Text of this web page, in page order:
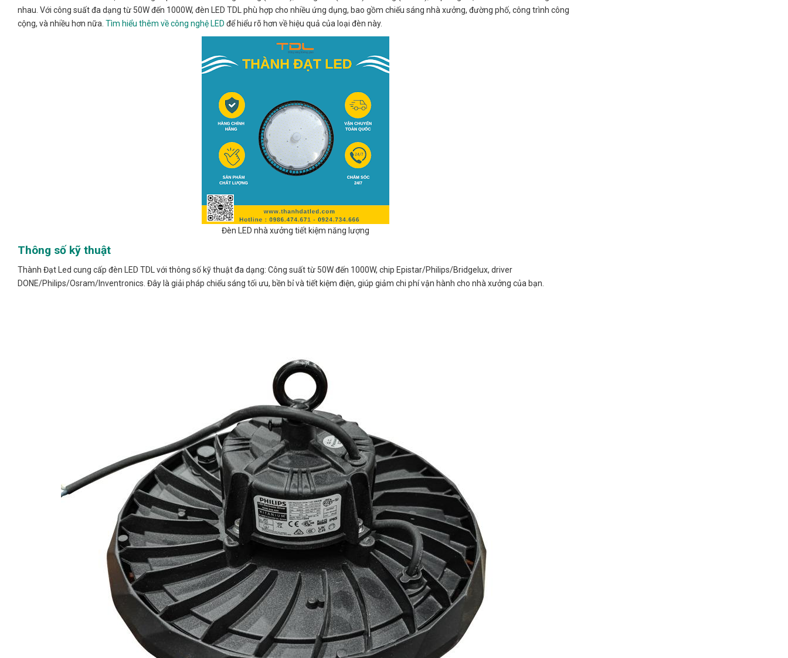
nhau. Với công suất đa dạng từ 50W đến 1000W, đèn LED TDL phù hợp cho nhiều ứng dụng, bao gồm chiếu sáng nhà xưởng, đường phố, công trình công
cộng, và nhiều hơn nữa. Tìm hiểu thêm về công nghệ LED để hiểu rõ hơn về hiệu quả của loại đèn này.
Đèn LED nhà xưởng tiết kiệm năng lượng
Thông số kỹ thuật
Thành Đạt Led cung cấp đèn LED TDL với thông số kỹ thuật đa dạng: Công suất từ 50W đến 1000W, chip Epistar/Philips/Bridgelux, driver
DONE/Philips/Osram/Inventronics. Đây là giải pháp chiếu sáng tối ưu, bền bỉ và tiết kiệm điện, giúp giảm chi phí vận hành cho nhà xưởng của bạn.